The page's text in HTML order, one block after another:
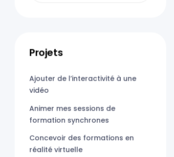
Projets
Ajouter de l’interactivité à une
vidéo
Animer mes sessions de
formation synchrones
Concevoir des formations en
réalité virtuelle